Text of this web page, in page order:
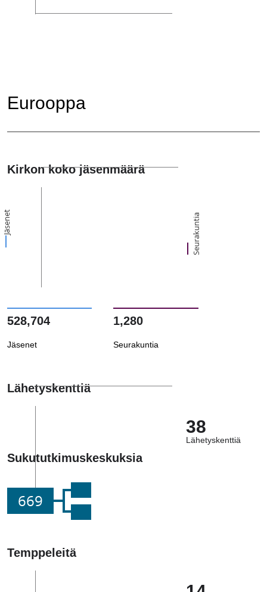
Eurooppa
Kirkon koko jäsenmäärä
Jäsenet Seurakuntia
528,704
Jäsenet
1,280
Seurakuntia
Lähetyskenttiä
38
Lähetyskenttiä
Sukututkimuskeskuksia
669
Temppeleitä